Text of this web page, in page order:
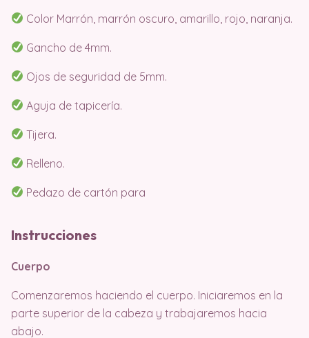
Color Marrón, marrón oscuro, amarillo, rojo, naranja.
Gancho de 4mm.
Ojos de seguridad de 5mm.
Aguja de tapicería.
Tijera.
Relleno.
Pedazo de cartón para
Instrucciones
Cuerpo
Comenzaremos haciendo el cuerpo. Iniciaremos en la
parte superior de la cabeza y trabajaremos hacia
abajo.